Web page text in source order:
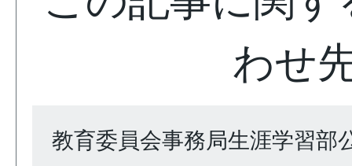
わせ
教育委員会事務局生涯学習部